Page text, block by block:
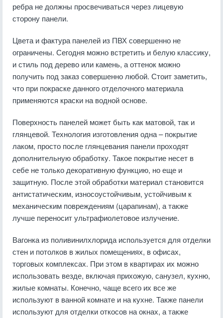
ребра не должны просвечиваться через лицевую
сторону панели.
Цвета и фактура панелей из ПВХ совершенно не
ограничены. Сегодня можно встретить и белую классику,
и стиль под дерево или камень, а оттенок можно
получить под заказ совершенно любой. Стоит заметить,
что при покраске данного отделочного материала
применяются краски на водной основе.
Поверхность панелей может быть как матовой, так и
глянцевой. Технология изготовления одна – покрытие
лаком, просто после глянцевания панели проходят
дополнительную обработку. Такое покрытие несет в
себе не только декоративную функцию, но еще и
защитную. После этой обработки материал становится
антистатическим, износоустойчивым, устойчивым к
механическим повреждениям (царапинам), а также
лучше переносит ультрафиолетовое излучение.
Вагонка из поливинилхлорида используется для отделки
стен и потолков в жилых помещениях, в офисах,
торговых комплексах. При этом в квартирах их можно
использовать везде, включая прихожую, санузел, кухню,
жилые комнаты. Конечно, чаще всего их все же
используют в ванной комнате и на кухне. Также панели
используют для отделки откосов на окнах, а также